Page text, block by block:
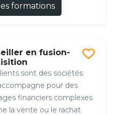
formations
en fusion-
sont des sociétés
pour des
financiers complexes
la vente ou le rachat